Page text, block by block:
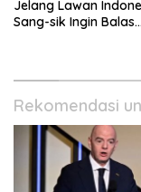
Jelang Lawan
Sang-sik Ingin Balas
Rekomendasi